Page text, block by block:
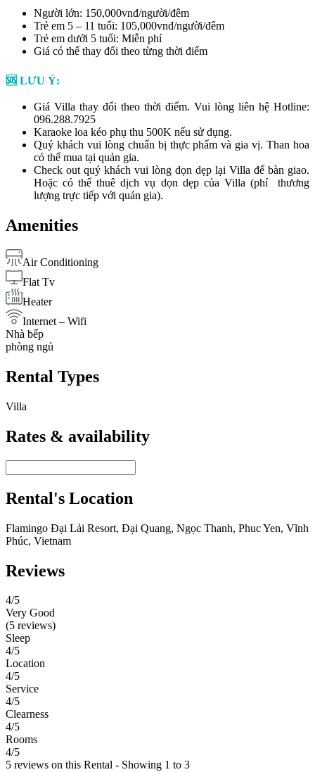
Người lớn: 150,000vnđ/người/đêm
Trẻ em 5 – 11 tuổi: 105,000vnđ/người/đêm
Trẻ em dưới 5 tuổi: Miễn phí
Giá có thể thay đổi theo từng thời điểm
🆘 LƯU Ý:
Giá Villa thay đổi theo thời điểm. Vui lòng liên hệ Hotline:
096.288.7925
Karaoke loa kéo phụ thu 500K nếu sử dụng.
Quý khách vui lòng chuẩn bị thực phẩm và gia vị. Than hoa
có thể mua tại quản gia.
Check out quý khách vui lòng dọn dẹp lại Villa để bàn giao.
Hoặc có thể thuê dịch vụ dọn dẹp của Villa (phí thương
lượng trực tiếp với quản gia).
Amenities
Air Conditioning
Flat Tv
Heater
Internet – Wifi
Nhà bếp
phòng ngủ
Rental Types
Villa
Rates & availability
Rental's Location
Flamingo Đại Lải Resort, Đại Quang, Ngọc Thanh, Phuc Yen, Vĩnh
Phúc, Vietnam
Reviews
4/5
Very Good
(5 reviews)
Sleep
4/5
Location
4/5
Service
4/5
Clearness
4/5
Rooms
4/5
5 reviews on this Rental - Showing 1 to 3